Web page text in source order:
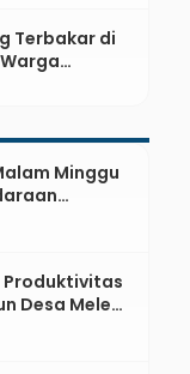
Terbakar di
Minggu
Brong
Produktivitas
Desa Meles,